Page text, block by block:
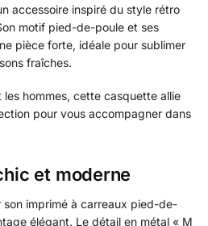
accessoire inspiré du style rétro
motif pied-de-poule et ses
pièce forte, idéale pour sublimer
fraîches.
les hommes, cette casquette allie
pour vous accompagner dans
et moderne
imprimé à carreaux pied-de-
élégant. Le détail en métal « M